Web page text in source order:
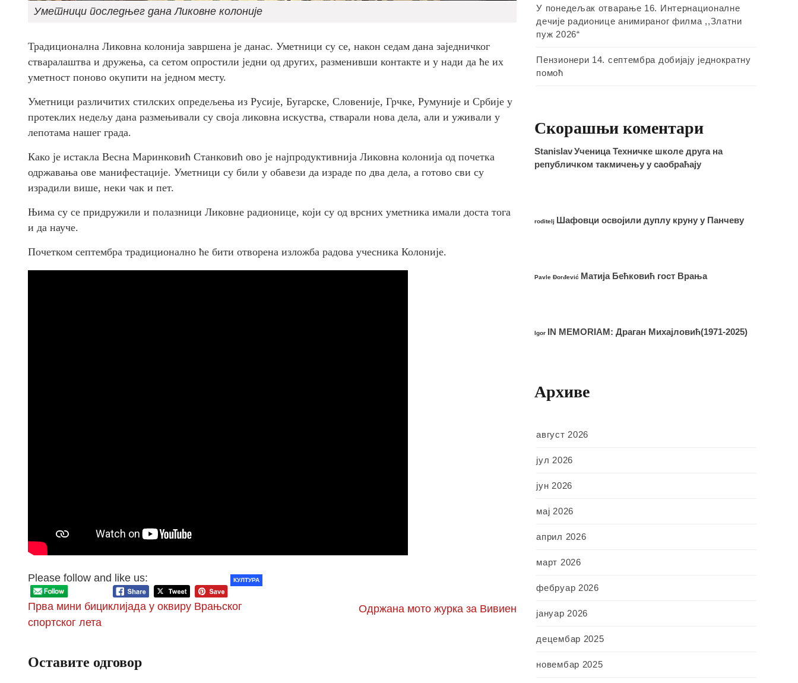
Уметници последњег дана Ликовне колоније
Традиционална Ликовна колонија завршена је данас. Уметници су се, након седам дана заједничког
стваралаштва и дружења, са сетом опростили једни од других, разменивши контакте и у нади да ће их
уметност поново окупити на једном месту.
Уметници различитих стилских опредељења из Русије, Бугарске, Словеније, Грчке, Румуније и Србије у
протеклих недељу дана размењивали су своја ликовна искуства, стварали нова дела, али и уживали у
лепотама нашег града.
Како је истакла Весна Маринковић Станковић ово је најпродуктивнија Ликовна колонија од почетка
одржавања ове манифестације. Уметници су били у обавези да израде по два дела, а готово сви су
израдили више, неки чак и пет.
Њима су се придружили и полазници Ликовне радионице, који су од врсних уметника имали доста тога
и да науче.
Почетком септембра традиционално ће бити отворена изложба радова учесника Колоније.
Please follow and like us: КУЛТУРА
Прва мини бициклијада у оквиру Врањског
спортског лета
Одржана мото журка за Вивиен
Оставите одговор
У понедељак отварање 16. Интернационалне
дечије радионице анимираног филма ,,Златни
пуж 2026“
Пензионери 14. септембра добијају једнократну
помоћ
Скорашњи коментари
StanislavУченица Техничке школе друга на
републичком такмичењу у саобраћају
roditelj Шафовци освојили дуплу круну у Панчеву
Pavle Đorđević Матија Бећковић гост Врања
Igor IN MEMORIAM: Драган Михајловић(1971-2025)
Архиве
август 2026
јул 2026
јун 2026
мај 2026
април 2026
март 2026
фебруар 2026
јануар 2026
децембар 2025
новембар 2025